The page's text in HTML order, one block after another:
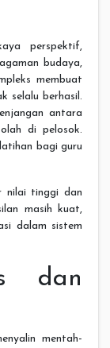
perspektif,
budaya,
membuat
selalu berhasil.
antara
di pelosok.
bagi guru
nilai tinggi dan
masih kuat,
dalam sistem
dan
mentah-